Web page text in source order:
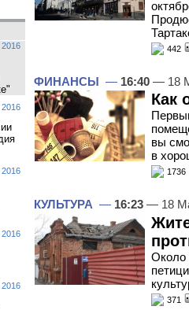
442
ФИНАНСЫ — 16:40 — 18
Как
вы
в
1736
КУЛЬТУРА — 16:23 — 18
Около
371